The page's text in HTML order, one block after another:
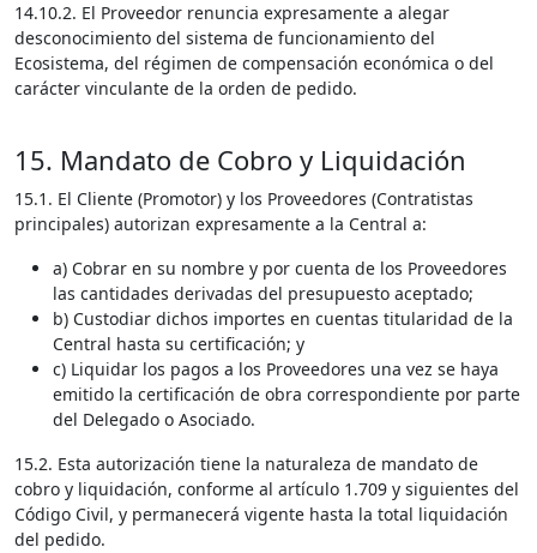
14.10.2. El Proveedor renuncia expresamente a alegar
desconocimiento del sistema de funcionamiento del
Ecosistema, del régimen de compensación económica o del
carácter vinculante de la orden de pedido.
15. Mandato de Cobro y Liquidación
15.1. El Cliente (Promotor) y los Proveedores (Contratistas
principales) autorizan expresamente a la Central a:
a) Cobrar en su nombre y por cuenta de los Proveedores
las cantidades derivadas del presupuesto aceptado;
b) Custodiar dichos importes en cuentas titularidad de la
Central hasta su certificación; y
c) Liquidar los pagos a los Proveedores una vez se haya
emitido la certificación de obra correspondiente por parte
del Delegado o Asociado.
15.2. Esta autorización tiene la naturaleza de mandato de
cobro y liquidación, conforme al artículo 1.709 y siguientes del
Código Civil, y permanecerá vigente hasta la total liquidación
del pedido.